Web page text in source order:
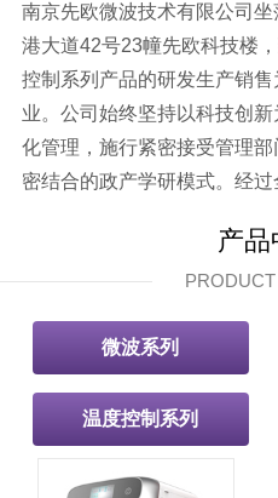
南京先欧微波技术有限公司
港大道42号23幢先欧科技楼
控制系列产品的研发生产销
业。公司始终坚持以科技创
化管理，施行紧密接受管理
密结合的政产学研模式。经
产
微波系列
温度控制系列